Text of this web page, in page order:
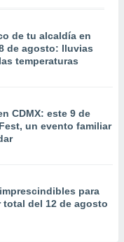
de tu alcaldía en
de agosto: lluvias
temperaturas
CDMX: este 9 de
un evento familiar
para
del 12 de agosto